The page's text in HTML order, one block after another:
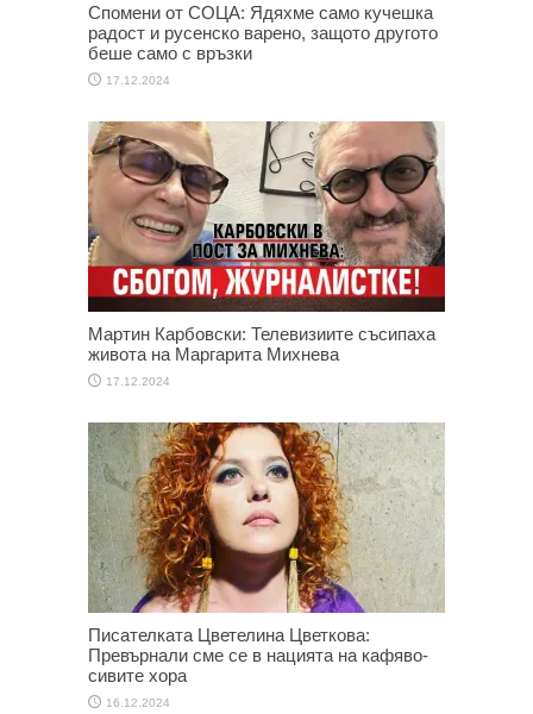
Спомени от СОЦА: Ядяхме само кучешка
радост и русенско варено, защото другото
беше само с връзки
17.12.2024
Мартин Карбовски: Телевизиите съсипаха
живота на Маргарита Михнева
17.12.2024
Писателката Цветелина Цветкова:
Превърнали сме се в нацията на кафяво-
сивите хора
16.12.2024